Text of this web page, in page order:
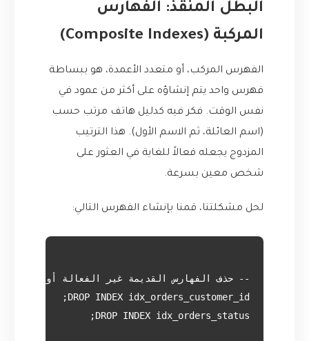
البطل المنقذ: الفهارس
المركبة (Composite Indexes)
الفهرس المركب، أو متعدد الأعمدة، هو ببساطة
فهرس واحد يتم إنشاؤه على أكثر من عمود في
نفس الوقت. فكر فيه كدليل هاتف مرتب حسب
(اسم العائلة، ثم الاسم الأول). هذا الترتيب
المزدوج يجعله فعالاً للغاية في العثور على
شخص معين بسرعة.
لحل مشكلتنا، قمنا بإنشاء الفهرس التالي: